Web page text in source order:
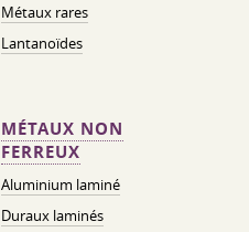
Métaux rares
Lantanoïdes
MÉTAUX NON
FERREUX
Aluminium laminé
Duraux laminés